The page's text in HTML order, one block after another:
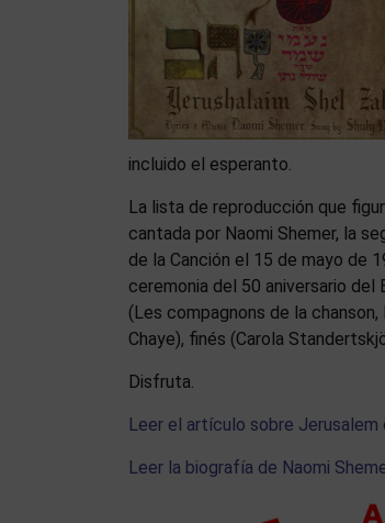
incluido el esperanto.
La lista de reproducción que
cantada por Naomi Shemer, la
de la Canción el 15 de mayo de
ceremonia del 50 aniversario
(Les compagnons de la
Chaye), finés (Carola
Disfruta.
Leer el artículo sobre Jerusalem
Leer la biografía de Naomi